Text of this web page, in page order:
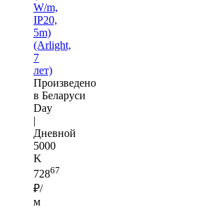
W/m,
IP20,
5m)
(Arlight,
7
лет)
Произведено
в Беларуси
Day
|
Дневной
5000
K
72867
₽/
м